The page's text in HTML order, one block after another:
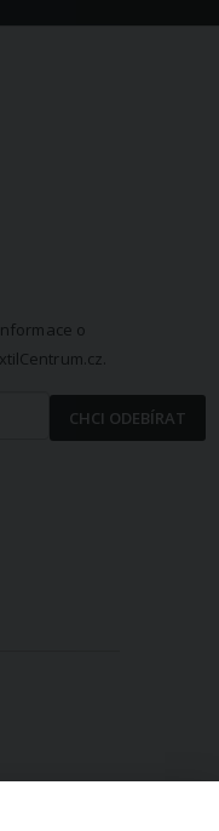
o
CHCI ODEBÍRAT